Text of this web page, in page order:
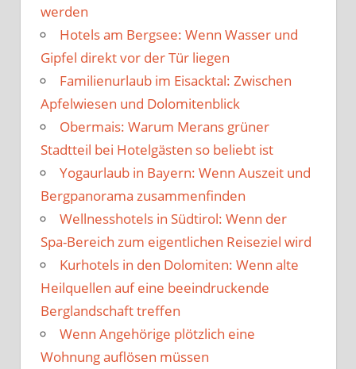
werden
Hotels am Bergsee: Wenn Wasser und
Gipfel direkt vor der Tür liegen
Familienurlaub im Eisacktal: Zwischen
Apfelwiesen und Dolomitenblick
Obermais: Warum Merans grüner
Stadtteil bei Hotelgästen so beliebt ist
Yogaurlaub in Bayern: Wenn Auszeit und
Bergpanorama zusammenfinden
Wellnesshotels in Südtirol: Wenn der
Spa-Bereich zum eigentlichen Reiseziel wird
Kurhotels in den Dolomiten: Wenn alte
Heilquellen auf eine beeindruckende
Berglandschaft treffen
Wenn Angehörige plötzlich eine
Wohnung auflösen müssen